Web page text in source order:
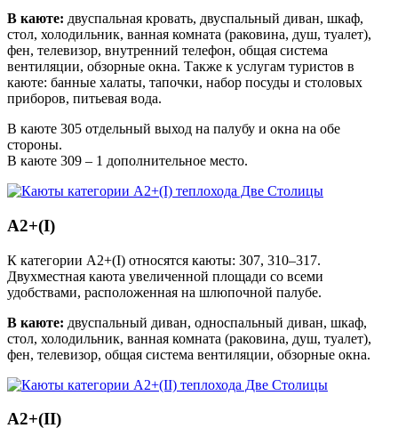
В каюте: двуспальная кровать, двуспальный диван, шкаф,
стол, холодильник, ванная комната (раковина, душ, туалет),
фен, телевизор, внутренний телефон, общая система
вентиляции, обзорные окна. Также к услугам туристов в
каюте: банные халаты, тапочки, набор посуды и столовых
приборов, питьевая вода.
В каюте 305 отдельный выход на палубу и окна на обе
стороны.
В каюте 309 – 1 дополнительное место.
А2+(I)
К категории А2+(I) относятся каюты: 307, 310–317.
Двухместная каюта увеличенной площади со всеми
удобствами, расположенная на шлюпочной палубе.
В каюте: двуспальный диван, односпальный диван, шкаф,
стол, холодильник, ванная комната (раковина, душ, туалет),
фен, телевизор, общая система вентиляции, обзорные окна.
А2+(II)